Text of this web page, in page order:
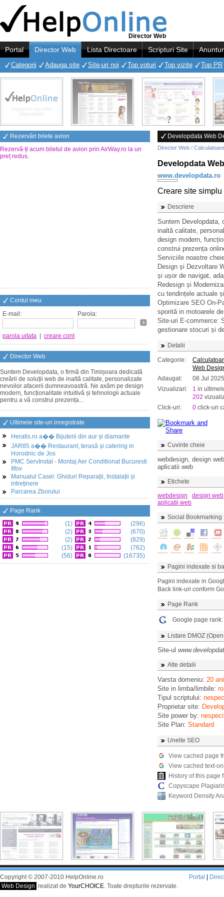
Director Web
Portal Director Web Lista Directoare Scripturi Site
Categorii Adauga site Site-uri noi Top voturi Top vizite Top PR
Rezervări bilete avion
Rezervă-ți acum biletul de avion prin AirWay.ro la un
preț redus.
Contul meu
E-mail:
Parola:
parola uitata creare cont
Director Web
Suntem Developdata, o firmă din Timișoara dedicată
creării de soluții web de inaltă calitate, personalizate
nevoilor afacerii dumneavoastră. Ne axăm pe design
modern, funcționalitate intuitivă și tehnologii actuale
pentru a vă construi prezența...
Ultimele site-uri inregistrate
Heratis.ro a�� Bijuterii din aur și diamante
JAR85 a�� Restaurant, terasă și catering in
Horodnic de Jos
PMC ServInstal - Montaj Aer Conditionat Bucuresti
Ilfov
Manualul Casei: Ghiduri Reparații, Instalații și
intreținere
Parcarea Zborului
Page Rank
(1)
(2)
(2)
(15)
(56)
(296)
(670)
(829)
(762)
(16735)
Developdata Web
Director Web /
Developdata
www.developdata.ro
Creare site simplu
Descriere
Suntem Developdata,
inaltă calitate,
design modern,
construi prezența
Serviciile noastre
Design și Dezvoltare
și ușor de navigat,
Redesign și
cu tendințele actuale
Optimizare SEO On-
sporită in motoarele
Site-uri E-commerce:
gestionare stocuri și
Detalii
Categorie:
Web
Adaugat:
08 Jul 2025
Vizualizari:
1 in
202
Click-uri:
0 click-uri
Cuvinte cheie
webdesign, design
aplicatii web
Etichete
webdesign
design web
aplicatii web
Social Bookmarking
Pagini indexate si
Pagini indexate in
Back link-uri conform
Page Rank
Google page rank:
Listare DMOZ
Site-ul
Alte detalii
Varsta domeniu: 20 ani
Site in limba/limbile: ro
Tipul scriptului:
Proprietar site:
Site power by:
Site Plan: Standard
Unelte SEO
View cached page
View cached text-
History of this page
Copyscape
Keyword Density
Copyright © 2007-2010 HelpOnline.ro
Web Design realizat de YourCHOICE. Toate drepturile rezervate.
Portal